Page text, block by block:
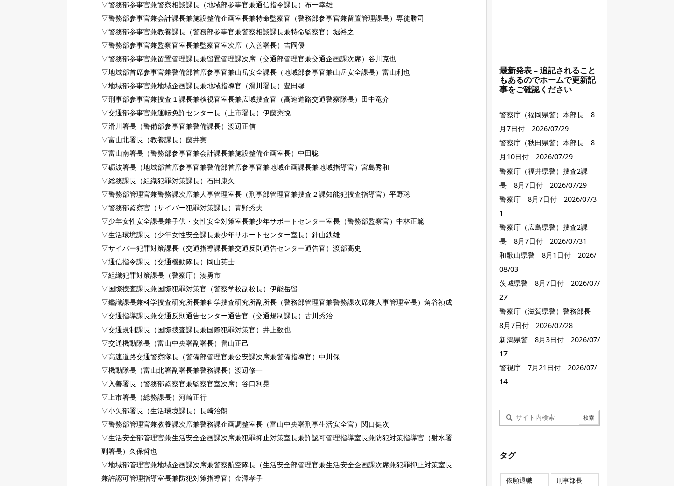
▽警務部参事官兼警察相談課長（地域部参事官兼通信指令課長）布一幸雄
▽警務部参事官兼会計課長兼施設整備企画室長兼特命監察官（警務部参事官兼留置管理課長）専徒勝司
▽警務部参事官兼教養課長（警務部参事官兼警察相談課長兼特命監察官）堀裕之
▽警務部参事官兼監察官室長兼監察官室次席（入善署長）吉岡優
▽警務部参事官兼留置管理課長兼留置管理課次席（交通部管理官兼交通企画課次席）谷川克也
▽地域部首席参事官兼警備部首席参事官兼山岳安全課長（地域部参事官兼山岳安全課長）富山利也
▽地域部参事官兼地域企画課長兼地域指導官（滑川署長）豊田馨
▽刑事部参事官兼捜査１課長兼検視官室長兼広域捜査官（高速道路交通警察隊長）田中竜介
▽交通部参事官兼運転免許センター長（上市署長）伊藤憲悦
▽滑川署長（警備部参事官兼警備課長）渡辺正信
▽富山北署長（教養課長）藤井実
▽富山南署長（警務部参事官兼会計課長兼施設整備企画室長）中田聡
▽砺波署長（地域部首席参事官兼警備部首席参事官兼地域企画課長兼地域指導官）宮島秀和
▽総務課長（組織犯罪対策課長）石田康久
▽警務部管理官兼警務課次席兼人事管理室長（刑事部管理官兼捜査２課知能犯捜査指導官）平野聡
▽警務部監察官（サイバー犯罪対策課長）青野秀夫
▽少年女性安全課長兼子供・女性安全対策室長兼少年サポートセンター室長（警務部監察官）中林正範
▽生活環境課長（少年女性安全課長兼少年サポートセンター室長）針山鉄雄
▽サイバー犯罪対策課長（交通指導課長兼交通反則通告センター通告官）渡部高史
▽通信指令課長（交通機動隊長）岡山英士
▽組織犯罪対策課長（警察庁）湊勇市
▽国際捜査課長兼国際犯罪対策官（警察学校副校長）伊能岳留
▽鑑識課長兼科学捜査研究所長兼科学捜査研究所副所長（警務部管理官兼警務課次席兼人事管理室長）角谷禎成
▽交通指導課長兼交通反則通告センター通告官（交通規制課長）古川秀治
▽交通規制課長（国際捜査課長兼国際犯罪対策官）井上数也
▽交通機動隊長（富山中央署副署長）畠山正己
▽高速道路交通警察隊長（警備部管理官兼公安課次席兼警備指導官）中川保
▽機動隊長（富山北署副署長兼警務課長）渡辺修一
▽入善署長（警務部監察官兼監察官室次席）谷口利晃
▽上市署長（総務課長）河崎正行
▽小矢部署長（生活環境課長）長崎治朗
▽警務部管理官兼教養課次席兼警務課企画調整室長（富山中央署刑事生活安全官）関口健次
▽生活安全部管理官兼生活安全企画課次席兼犯罪抑止対策室長兼許認可管理指導室長兼防犯対策指導官（射水署
副署長）久保哲也
▽地域部管理官兼地域企画課次席兼警察航空隊長（生活安全部管理官兼生活安全企画課次席兼犯罪抑止対策室長
兼許認可管理指導室長兼防犯対策指導官）金澤孝子
最新発表 – 追記されること
もあるのでホームで更新記
事をご確認ください
警察庁（福岡県警）本部長 8
月7日付 2026/07/29
警察庁（秋田県警）本部長 8
月10日付 2026/07/29
警察庁（福井県警）捜査2課
長 8月7日付 2026/07/29
警察庁 8月7日付 2026/07/3
1
警察庁（広島県警）捜査2課
長 8月7日付 2026/07/31
和歌山県警 8月1日付 2026/
08/03
茨城県警 8月7日付 2026/07/
27
警察庁（滋賀県警）警務部長
8月7日付 2026/07/28
新潟県警 8月3日付 2026/07/
17
警視庁 7月21日付 2026/07/
14
タグ
依願退職
刑事部長